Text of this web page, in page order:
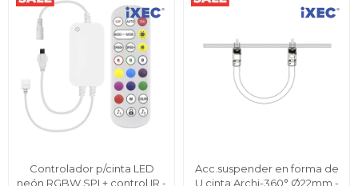
Controlador p/cinta LED
neón RGBW SPI + control IR -
Acc.suspender en forma de
U cinta Archi-360° Ø22mm -